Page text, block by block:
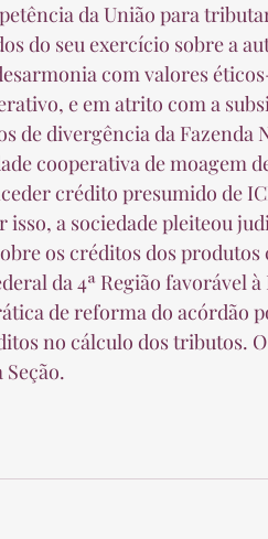
do seu exercício sobre a
com valores
e em atrito com a
de divergência da Fazenda
crédito presumido de
a sociedade pleiteou
os créditos dos
de reforma do acórdão
no cálculo dos tributos.